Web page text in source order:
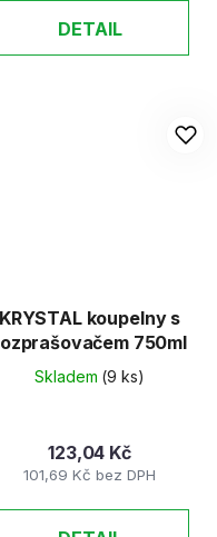
DETAIL
KRYSTAL koupelny s
750ml
Skladem (9 ks)
101,69 Kč bez DPH
123,04 Kč